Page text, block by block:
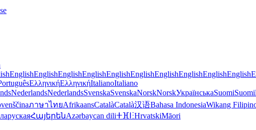
EnglishEnglishEnglishEnglishEnglishEnglishEnglishEnglishEnglishEnglish
ΕλληνικήΕλληνικήItalianoItaliano
NederlandsNederlandsSvenskaSvenskaNorskNorskУкраїнськаSuomiSuomi
ภาษาไทยAfrikaansCatalàCatalà汉语Bahasa IndonesiaWikang
ՀայերենAzərbaycan diliⵜⴼⵏⵗHrvatskiMāori